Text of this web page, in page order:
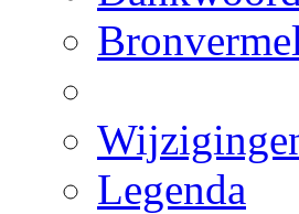
Legenda